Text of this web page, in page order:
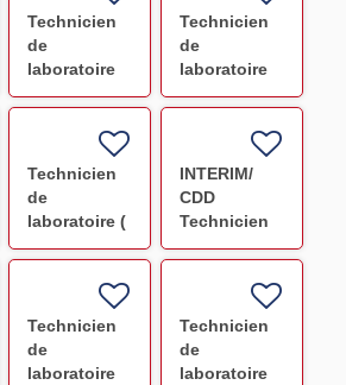
CDI F/H
Technicien
de
laboratoire
(Créteil -
Technicien
de
laboratoire
(Avicenne)
Technicien
de
laboratoire (
Paul
INTERIM/
CDD
Technicien
de
Délivrance
Aix en
Provence
Technicien
de
laboratoire
Technicien
de
laboratoire